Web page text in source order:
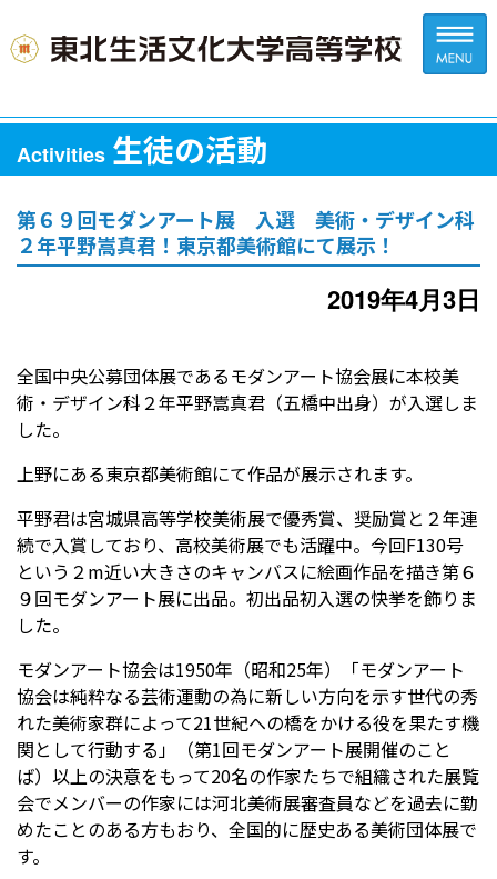
受験生の方へ 中学校の先生方へ
アクセス お問い合わせ
教員採用情報(PDF) 各種証明書
寄付金のお願い
Activities 生徒の活動
第６９回モダンアート展 入選 美術・デザイン科
２年平野嵩真君！東京都美術館にて展示！
2019年4月3日
全国中央公募団体展であるモダンアート協会展に本校美
術・デザイン科２年平野嵩真君（五橋中出身）が入選しま
した。
上野にある東京都美術館にて作品が展示されます。
平野君は宮城県高等学校美術展で優秀賞、奨励賞と２年連
続で入賞しており、高校美術展でも活躍中。今回F130号
という２m近い大きさのキャンバスに絵画作品を描き第６
９回モダンアート展に出品。初出品初入選の快挙を飾りま
した。
モダンアート協会は1950年（昭和25年）「モダンアート
協会は純粋なる芸術運動の為に新しい方向を示す世代の秀
れた美術家群によって21世紀への橋をかける役を果たす機
関として行動する」（第1回モダンアート展開催のこと
ば）以上の決意をもって20名の作家たちで組織された展覧
会でメンバーの作家には河北美術展審査員などを過去に勤
めたことのある方もおり、全国的に歴史ある美術団体展で
す。